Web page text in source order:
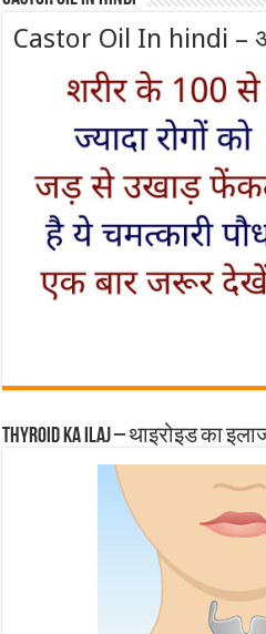
Castor Oil In hindi –
Thyroid ka ilaj – थाइरोइड का